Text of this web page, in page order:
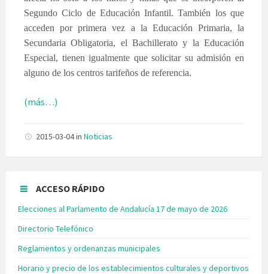
Segundo Ciclo de Educación Infantil. También los que
acceden por primera vez a la Educación Primaria, la
Secundaria Obligatoria, el Bachillerato y la Educación
Especial, tienen igualmente que solicitar su admisión en
alguno de los centros tarifeños de referencia.
(más…)
2015-03-04in Noticias
ACCESO RÁPIDO
Elecciones al Parlamento de Andalucía 17 de mayo de 2026
Directorio Telefónico
Reglamentos y ordenanzas municipales
Horario y precio de los establecimientos culturales y deportivos